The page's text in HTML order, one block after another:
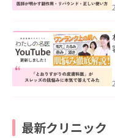
最新クリニック